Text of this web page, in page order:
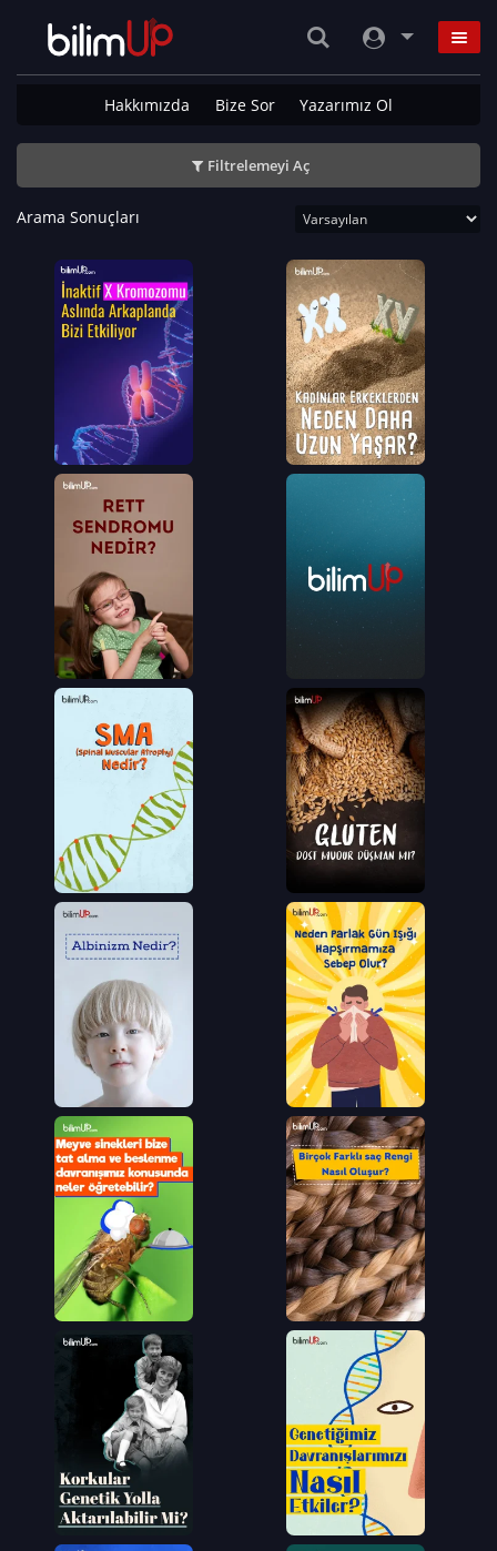
Hakkımızda Bize Sor Yazarımız Ol
Filtrelemeyi Aç
Arama Sonuçları